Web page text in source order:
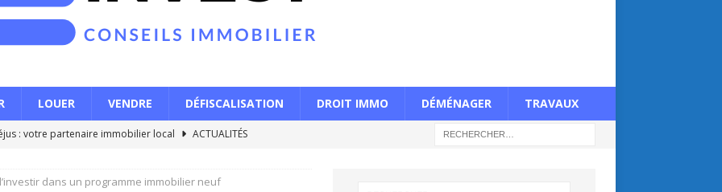
LOUER VENDRE DÉFISCALISATION DROIT IMMO DÉMÉNAGER TRAVAUX
: votre partenaire immobilier local
ACTUALITÉS
dans un programme immobilier neuf